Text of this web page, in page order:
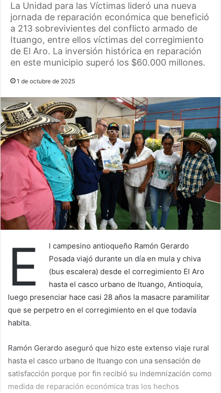
La Unidad para las Víctimas lideró una nueva
jornada de reparación económica que benefició
a 213 sobrevivientes del conflicto armado de
Ituango, entre ellos víctimas del corregimiento
de El Aro. La inversión histórica en reparación
en este municipio superó los $60.000 millones.
1 de octubre de 2025
E
l campesino antioqueño Ramón Gerardo
Posada viajó durante un día en mula y chiva
(bus escalera) desde el corregimiento El Aro
hasta el casco urbano de Ituango, Antioquia,
luego presenciar hace casi 28 años la masacre paramilitar
que se perpetro en el corregimiento en el que todavía
habita.
Ramón Gerardo aseguró que hizo este extenso viaje rural
hasta el casco urbano de Ituango con una sensación de
satisfacción porque por fin recibió su indemnización como
medida de reparación económica tras los hechos